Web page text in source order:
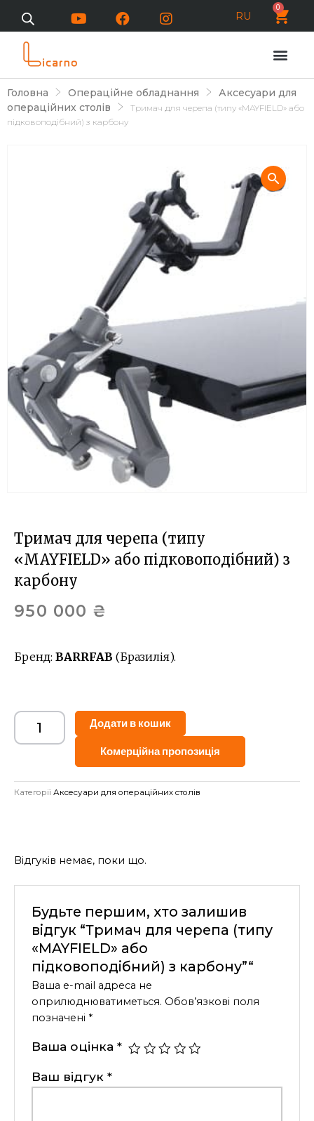
RU
0
Головна Операційне обладнання
Аксесуари для
операційних столів
Тримач для черепа (типу «MAYFIELD» або
підковоподібний) з карбону
Тримач для черепа (типу
«MAYFIELD» або підковоподібний) з
карбону
950 000 ₴
Бренд: BARRFAB (Бразилія).
Додати в кошик
Комерційна пропозиція
Категорії Аксесуари для операційних столів
Відгуків немає, поки що.
Будьте першим, хто залишив
відгук “Тримач для черепа (типу
«MAYFIELD» або
підковоподібний) з карбону”“
Ваша e-mail адреса не
оприлюднюватиметься. Обов’язкові поля
позначені *
Ваша оцінка*
Ваш відгук*